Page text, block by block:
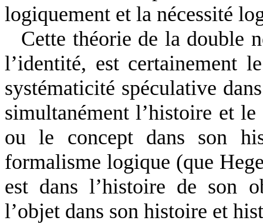
logiquement et la nécessité
Cette théorie de la double
l’identité, est certainement
systématicité spéculative
simultanément l’histoire et
ou le concept dans son
formalisme logique (que
est dans l’histoire de son
l’objet dans son histoire et